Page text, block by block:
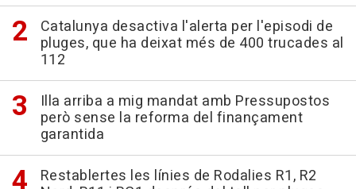
Catalunya desactiva l'alerta per l'episodi de
pluges, que ha deixat més de 400 trucades al
112
Illa arriba a mig mandat amb Pressupostos
però sense la reforma del finançament
garantida
Restablertes les línies de Rodalies R1, R2